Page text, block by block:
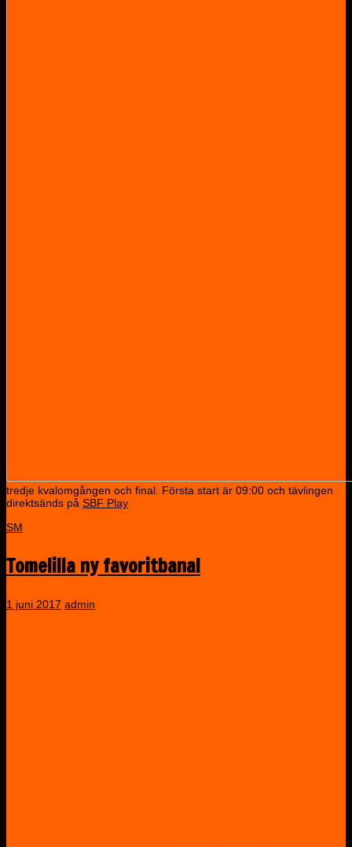
tredje kvalomgången och final. Första start är 09:00 och tävlingen
direktsänds på SBF Play
SM
Tomelilla ny favoritbana!
1 juni 2017 admin